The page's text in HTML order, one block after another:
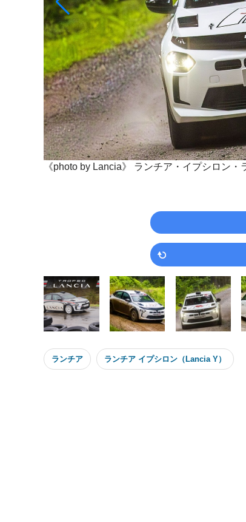
《photo by Lancia》 ランチア・イプシロン・
ランチア ランチア イプシロン（Lancia Y）